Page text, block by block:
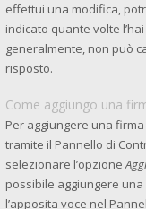
effettui una modifica,
indicato quante volte
generalmente, non può
risposto.
Come aggiungo una
Per aggiungere una
tramite il Pannello di
selezionare l’opzione
possibile aggiungere
l’apposita voce nel